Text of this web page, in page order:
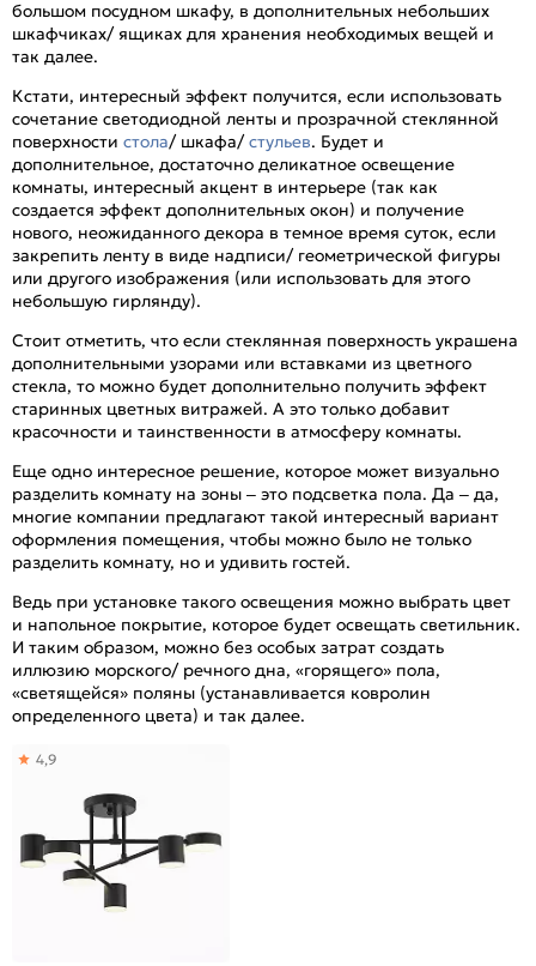
большом посудном шкафу, в дополнительных небольших
шкафчиках/ ящиках для хранения необходимых вещей и
так далее.
Кстати, интересный эффект получится, если использовать
сочетание светодиодной ленты и прозрачной стеклянной
поверхности стола/ шкафа/стульев. Будет и
дополнительное, достаточно деликатное освещение
комнаты, интересный акцент в интерьере (так как
создается эффект дополнительных окон) и получение
нового, неожиданного декора в темное время суток, если
закрепить ленту в виде надписи/ геометрической фигуры
или другого изображения (или использовать для этого
небольшую гирлянду).
Стоит отметить, что если стеклянная поверхность украшена
дополнительными узорами или вставками из цветного
стекла, то можно будет дополнительно получить эффект
старинных цветных витражей. А это только добавит
красочности и таинственности в атмосферу комнаты.
Еще одно интересное решение, которое может визуально
разделить комнату на зоны – это подсветка пола. Да – да,
многие компании предлагают такой интересный вариант
оформления помещения, чтобы можно было не только
разделить комнату, но и удивить гостей.
Ведь при установке такого освещения можно выбрать цвет
и напольное покрытие, которое будет освещать светильник.
И таким образом, можно без особых затрат создать
иллюзию морского/ речного дна, «горящего» пола,
«светящейся» поляны (устанавливается ковролин
определенного цвета) и так далее.
4,9